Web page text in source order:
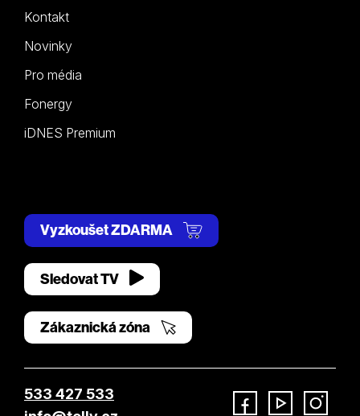
Kontakt
Novinky
Pro média
Fonergy
iDNES Premium
Vyzkoušet ZDARMA
Sledovat TV
Zákaznická zóna
533 427 533